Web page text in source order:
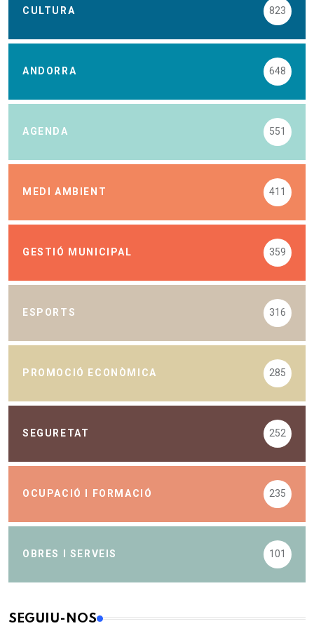
CULTURA 823
ANDORRA 648
AGENDA 551
MEDI AMBIENT 411
GESTIÓ MUNICIPAL 359
ESPORTS 316
PROMOCIÓ ECONÒMICA 285
SEGURETAT 252
OCUPACIÓ I FORMACIÓ 235
OBRES I SERVEIS 101
SEGUIU-NOS